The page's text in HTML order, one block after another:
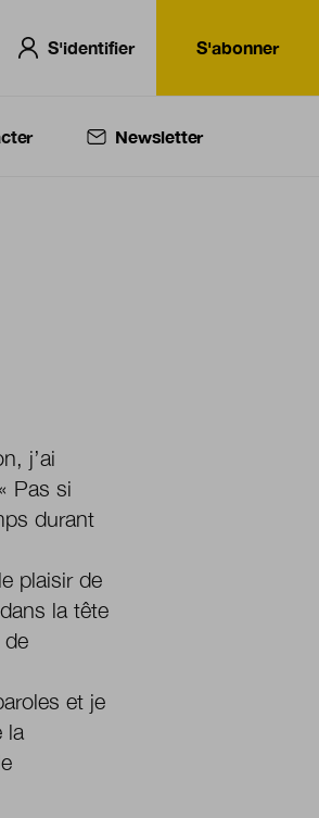
S'identifier S'abonner
Newsletter
j’ai
Pas si
durant
plaisir de
la tête
de
et je
la